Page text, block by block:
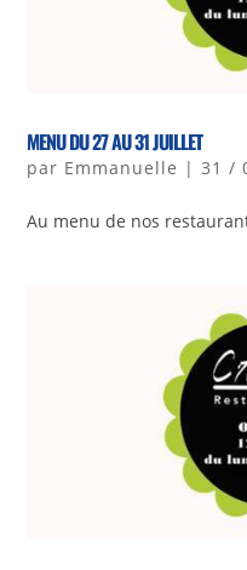
MENU DU 27 AU 31 JUILLET
par Emmanuelle |31 /
Au menu de nos